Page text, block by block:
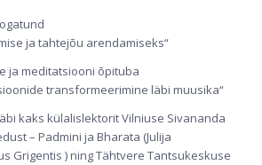
ja tahtejõu arendamiseks“
ja meditatsiooni õpituba
transformeerimine läbi muusika“
kaks külalislektorit Vilniuse Sivananda
– Padmini ja Bharata (Julija
Grigentis ) ning Tähtvere Tantsukeskuse